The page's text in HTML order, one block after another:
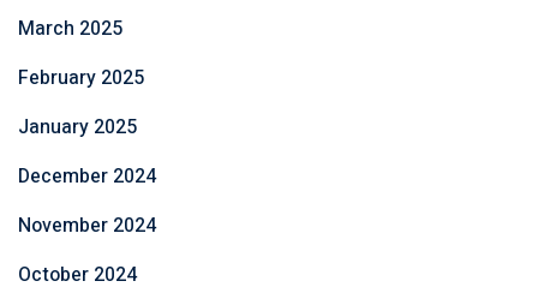
March 2025
February 2025
January 2025
December 2024
November 2024
October 2024